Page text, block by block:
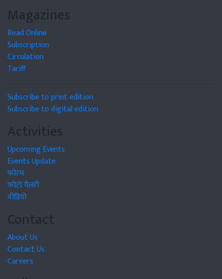
Magazines
Read Online
Subscription
Circulation
Tariff
Subscribe to print edition
Subscribe to digital edition
Activities
Upcoming Events
Events Update
फोरम
फोटो गैलरी
वीडियो
Contact
About Us
Contact Us
Careers